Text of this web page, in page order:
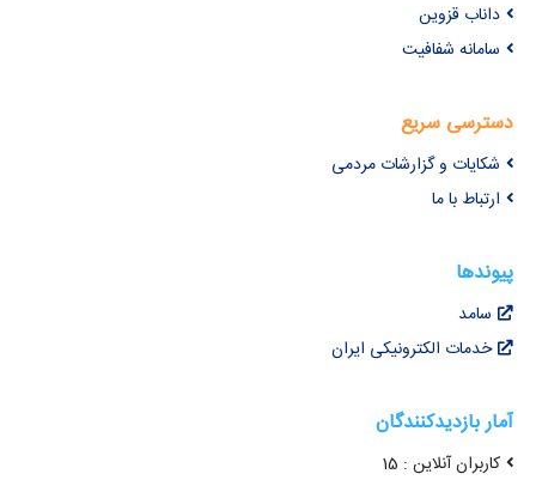
داناب قزوین
سامانه شفافیت
دسترسی سریع
شکایات و گزارشات مردمی
ارتباط با ما
پیوندها
سامد
خدمات الکترونیکی ایران
آمار بازدیدکنندگان
کاربران آنلاین : 15